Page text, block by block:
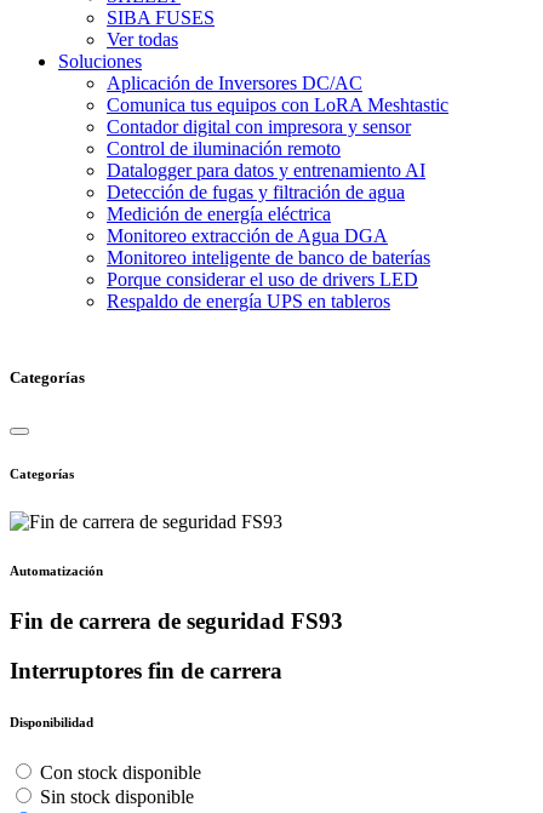
SIBA FUSES
Ver todas
Soluciones
Aplicación de Inversores DC/AC
Comunica tus equipos con LoRA Meshtastic
Contador digital con impresora y sensor
Control de iluminación remoto
Datalogger para datos y entrenamiento AI
Detección de fugas y filtración de agua
Medición de energía eléctrica
Monitoreo extracción de Agua DGA
Monitoreo inteligente de banco de baterías
Porque considerar el uso de drivers LED
Respaldo de energía UPS en tableros
Categorías
Categorías
Automatización
Fin de carrera de seguridad FS93
Interruptores fin de carrera
Disponibilidad
Con stock disponible
Sin stock disponible